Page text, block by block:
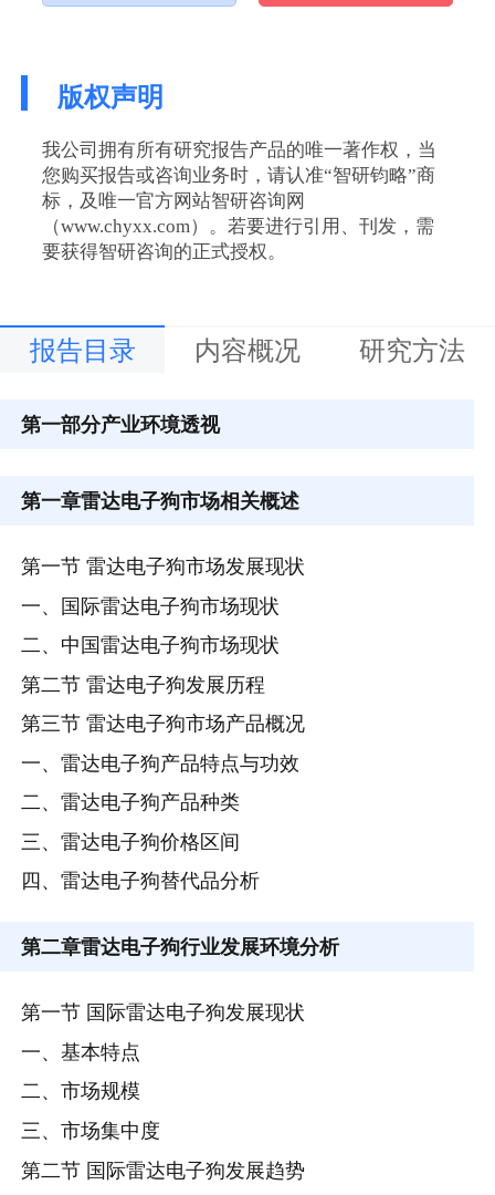
版权声明
我公司拥有所有研究报告产品的唯一著作权，当
您购买报告或咨询业务时，请认准“智研钧略”商
标，及唯一官方网站智研咨询网
（www.chyxx.com）。若要进行引用、刊发，需
要获得智研咨询的正式授权。
报告目录 内容概况 研究方法
第一部分产业环境透视
第一章雷达电子狗市场相关概述
第一节 雷达电子狗市场发展现状
一、国际雷达电子狗市场现状
二、中国雷达电子狗市场现状
第二节 雷达电子狗发展历程
第三节 雷达电子狗市场产品概况
一、雷达电子狗产品特点与功效
二、雷达电子狗产品种类
三、雷达电子狗价格区间
四、雷达电子狗替代品分析
第二章雷达电子狗行业发展环境分析
第一节 国际雷达电子狗发展现状
一、基本特点
二、市场规模
三、市场集中度
第二节 国际雷达电子狗发展趋势